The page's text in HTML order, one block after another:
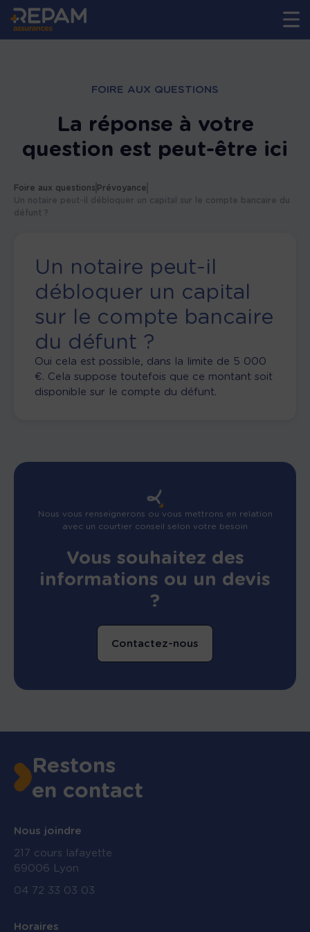
FOIRE AUX QUESTIONS
La réponse à votre
question est peut-être ici
Foire aux questions Prévoyance
Un notaire peut-il débloquer un capital sur le compte bancaire du
défunt ?
Un notaire peut-il
débloquer un capital
sur le compte bancaire
du défunt ?
Oui cela est possible, dans la limite de 5 000
€. Cela suppose toutefois que ce montant soit
disponible sur le compte du défunt.
Nous vous renseignerons ou vous mettrons en relation
avec un courtier conseil selon votre besoin
Vous souhaitez des
informations ou un devis
?
Contactez-nous
Restons
en contact
Nous joindre
217 cours lafayette
69006 Lyon
04 72 33 03 03
Horaires